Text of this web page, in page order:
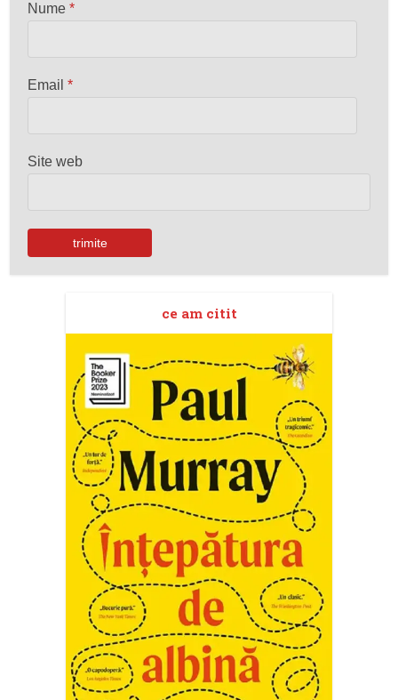
Nume*
Email*
Site web
ce am citit